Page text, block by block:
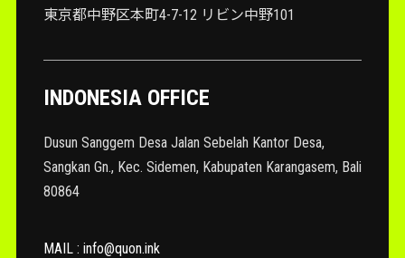
東京都中野区本町4-7-12 リビン中野101
INDONESIA OFFICE
Dusun Sanggem Desa Jalan Sebelah Kantor Desa,
Sangkan Gn., Kec. Sidemen, Kabupaten Karangasem, Bali
80864
MAIL : info@quon.ink